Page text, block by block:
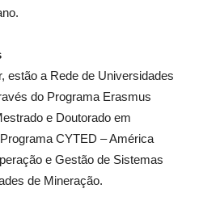
estão a Rede de Universidades
do Programa Erasmus
e Doutorado em
CYTED – América
e Gestão de Sistemas
de Mineração.